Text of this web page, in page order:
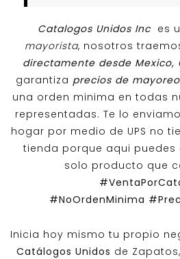
Catalogos Unidos Inc es
mayorista, nosotros
directamente desde Mexico,
garantiza precios de mayoreo
una orden minima en todas
representadas. Te lo
hogar por medio de UPS no
tienda porque aqui puedes
solo producto que
#NoOrdenMinima
Inicia hoy mismo tu propio
Catálogos Unidos de